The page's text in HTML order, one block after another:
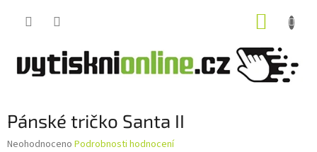
Pánské tričko Santa II
Průměrné
Neohodnoceno Podrobnosti hodnocení